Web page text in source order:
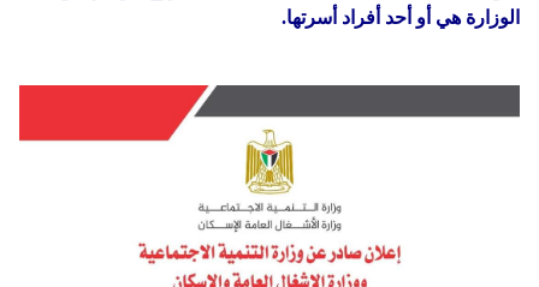
الوزارة هي أو أحد أفراد أسرتها.